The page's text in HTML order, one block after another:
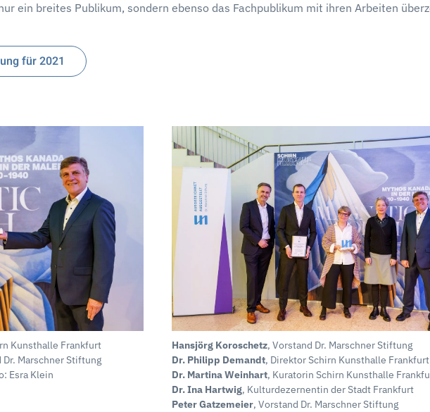
ein breites Publikum, sondern ebenso das Fachpublikum mit ihren Arbeiten
für 2021
Kunsthalle Frankfurt
Marschner Stiftung
Esra Klein
Hansjörg Koroschetz, Vorstand Dr. Marschner Stiftung
Dr. Philipp Demandt, Direktor Schirn Kunsthalle Frankfurt
Dr. Martina Weinhart, Kuratorin Schirn Kunsthalle
Dr. Ina Hartwig, Kulturdezernentin der Stadt Frankfurt
Peter Gatzemeier, Vorstand Dr. Marschner Stiftung